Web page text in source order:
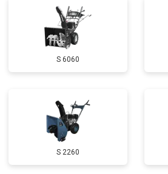
Замена маховика
Замена шины на колесном диске
Ремонт электропроводки
Полное ТО
Ремонт привода
S 6060
S 2260